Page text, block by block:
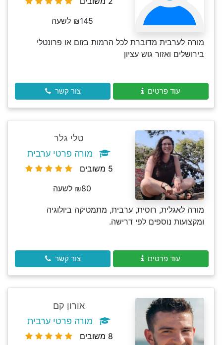
₪145 לשעה
מורה לערבית מדוברת לכל הרמות בזום או פרונטלי
בירושלים ואזור גוש עציון
עוד פרטים צור קשר
טלי גלר
מורה פרטי ערבית
5 משובים
₪80 לשעה
מורה לאגלית, רוסית, ערבית, מתמטיקה ביולוגיה
ומקצועות נוספים לפי דרישה.
עוד פרטים צור קשר
אורון קם
מורה פרטי ערבית
8 משובים